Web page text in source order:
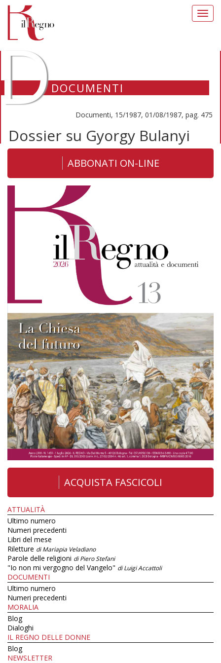
DOCUMENTI
Documenti, 15/1987, 01/08/1987, pag. 475
Dossier su Gyorgy Bulanyi
ABBONATI ON-LINE
ACQUISTA FASCICOLI
ATTUALITÀ
Ultimo numero
Numeri precedenti
Libri del mese
Riletture di Mariapia Veladiano
Parole delle religioni di Piero Stefani
"Io non mi vergogno del Vangelo" di Luigi Accattoli
DOCUMENTI
Ultimo numero
Numeri precedenti
MORALIA
Blog
Dialoghi
IL REGNO DELLE DONNE
Blog
NEWSLETTER